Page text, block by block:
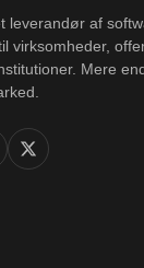
leverandør af
virksomheder,
Mere